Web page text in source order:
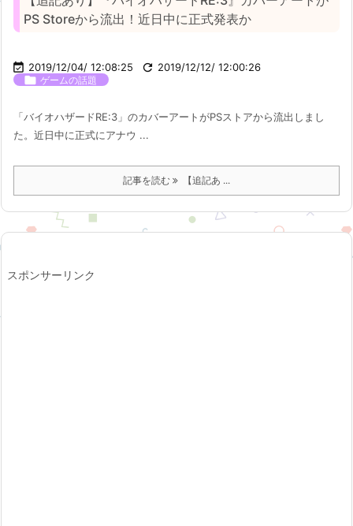
PS Storeから流出！近日中に正式発表か
 2019/12/04/ 12:08:25  2019/12/12/ 12:00:26
 ゲームの話題
「バイオハザードRE:3」のカバーアートがPSストアから流出しまし
た。近日中に正式にアナウ ...
記事を読む 【追記あ ...
スポンサーリンク